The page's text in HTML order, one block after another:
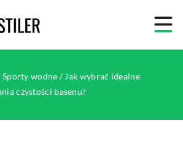
Sporty wodne / Jak wybrać idealne
czystości basenu?